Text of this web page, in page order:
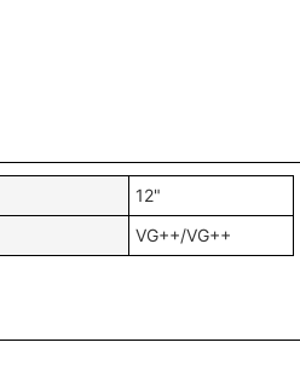
12"
VG++/VG++